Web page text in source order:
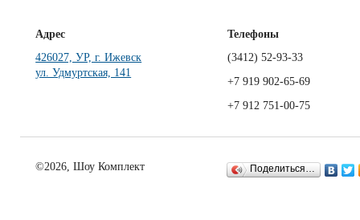
Адрес
426027, УР, г. Ижевск
ул. Удмуртская, 141
Телефоны
(3412) 52-93-33
+7 919 902-65-69
+7 912 751-00-75
©2026, Шоу Комплект Поделиться…